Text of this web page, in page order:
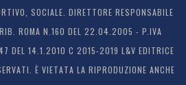
SOCIALE. DIRETTORE RESPONSABILE
ROMA N.160 DEL 22.04.2005 - P.IVA
DEL 14.1.2010 C 2015-2019 L&V EDITRICE
È VIETATA LA RIPRODUZIONE ANCHE